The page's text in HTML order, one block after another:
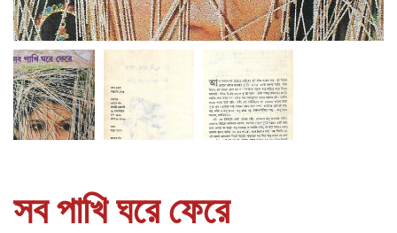
সব পাখি ঘরে ফেরে